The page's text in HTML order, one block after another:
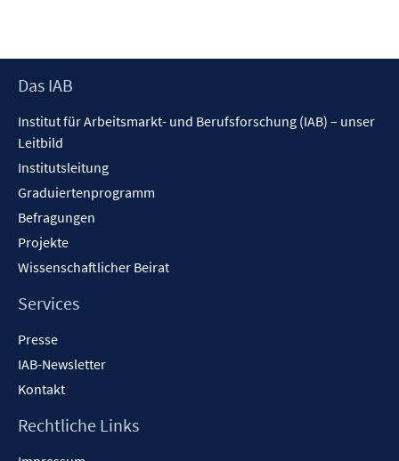
Footer
Das IAB
Institut für Arbeitsmarkt- und Berufsforschung (IAB) – unser
Leitbild
Institutsleitung
Graduiertenprogramm
Befragungen
Projekte
Wissenschaftlicher Beirat
Services
Presse
IAB-Newsletter
Kontakt
Rechtliche Links